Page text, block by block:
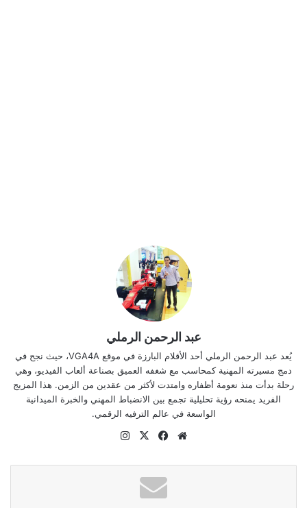
عبد الرحمن الرملي
يُعد عبد الرحمن الرملي أحد الأقلام البارزة في موقع VGA4A، حيث نجح في
دمج مسيرته المهنية كمحاسب مع شغفه العميق بصناعة ألعاب الفيديو، وهي
رحلة بدأت منذ نعومة أظفاره وامتدت لأكثر من عقدين من الزمن. هذا المزيج
الفريد يمنحه رؤية تحليلية تجمع بين الانضباط المهني والخبرة الميدانية
الواسعة في عالم الترفيه الرقمي.
موقع
فيسبوك
‫X